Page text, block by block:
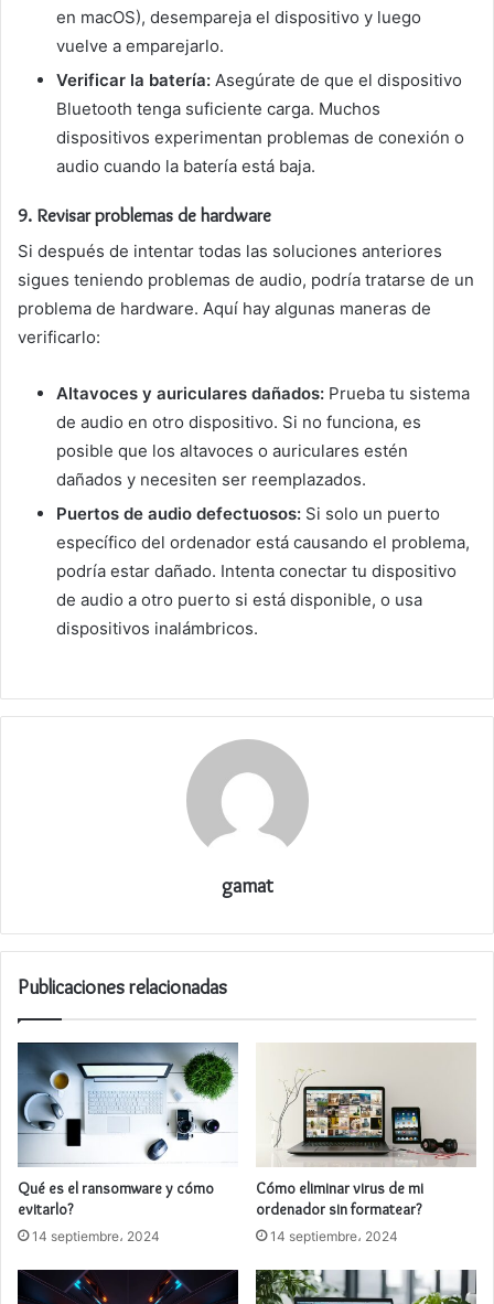
en macOS), desempareja el dispositivo y luego
vuelve a emparejarlo.
Verificar la batería: Asegúrate de que el dispositivo
Bluetooth tenga suficiente carga. Muchos
dispositivos experimentan problemas de conexión o
audio cuando la batería está baja.
9. Revisar problemas de hardware
Si después de intentar todas las soluciones anteriores
sigues teniendo problemas de audio, podría tratarse de un
problema de hardware. Aquí hay algunas maneras de
verificarlo:
Altavoces y auriculares dañados: Prueba tu sistema
de audio en otro dispositivo. Si no funciona, es
posible que los altavoces o auriculares estén
dañados y necesiten ser reemplazados.
Puertos de audio defectuosos: Si solo un puerto
específico del ordenador está causando el problema,
podría estar dañado. Intenta conectar tu dispositivo
de audio a otro puerto si está disponible, o usa
dispositivos inalámbricos.
gamat
Publicaciones relacionadas
Qué es el ransomware y cómo
evitarlo?
14 septiembre، 2024
Cómo eliminar virus de mi
ordenador sin formatear?
14 septiembre، 2024